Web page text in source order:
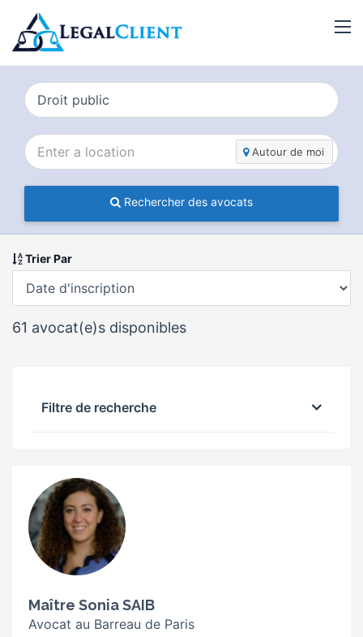
Autour de moi
Rechercher des avocats
Trier Par
61 avocat(e)s disponibles
Filtre de recherche
Maître Sonia SAIB
Avocat au Barreau de Paris